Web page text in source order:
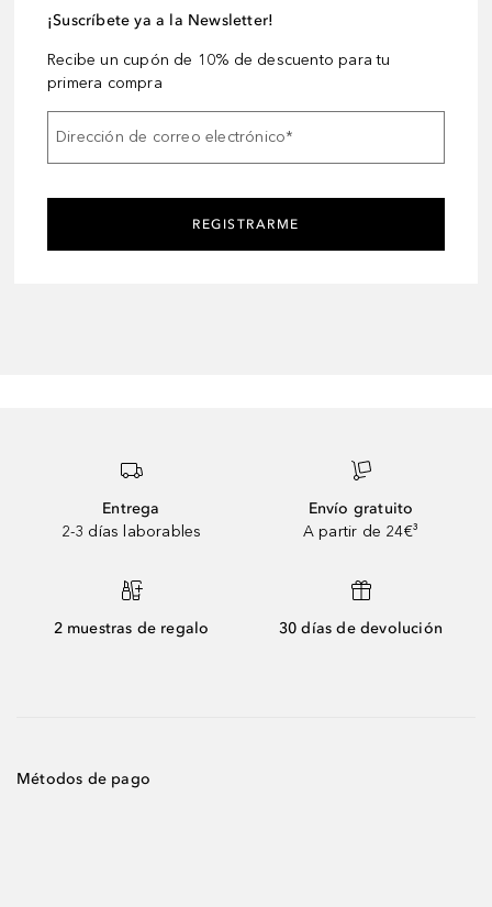
¡Suscríbete ya a la Newsletter!
Recibe un cupón de 10% de descuento para tu
primera compra
Dirección de correo electrónico*
REGISTRARME
Entrega
2-3 días laborables
Envío gratuito
A partir de 24€³
2 muestras de regalo 30 días de devolución
Métodos de pago